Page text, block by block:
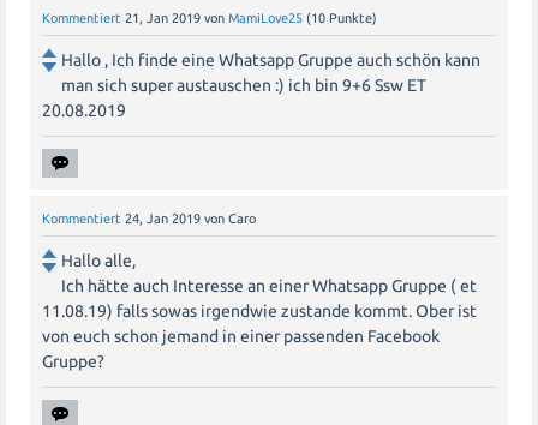
Kommentiert 21, Jan 2019 von MamiLove25 (10 Punkte)
Hallo , Ich finde eine Whatsapp Gruppe auch schön kann
man sich super austauschen :) ich bin 9+6 Ssw ET
20.08.2019
Kommentiert 24, Jan 2019 von Caro
Hallo alle,
Ich hätte auch Interesse an einer Whatsapp Gruppe ( et
11.08.19) falls sowas irgendwie zustande kommt. Ober ist
von euch schon jemand in einer passenden Facebook
Gruppe?